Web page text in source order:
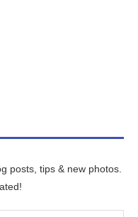
posts, tips & new photos.